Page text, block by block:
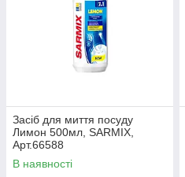
Засіб для миття посуду
Лимон 500мл, SARMIX,
Арт.66588
В наявності